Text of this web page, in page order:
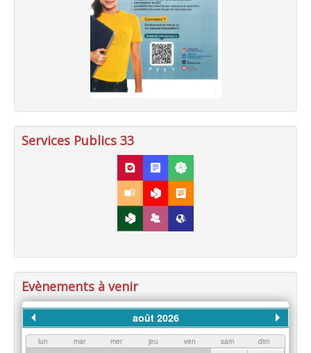
Services Publics 33
Evènements à venir
août 2026
lun mar mer jeu ven sam dim